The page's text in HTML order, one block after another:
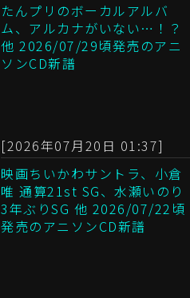
たんプリのボーカルアルバ
ム、アルカナがいない…！？
他 2026/07/29頃発売のアニ
ソンCD新譜
[2026年07月20日 01:37]
映画ちいかわサントラ、小倉
唯 通算21st SG、水瀬いのり
3年ぶりSG 他 2026/07/22頃
発売のアニソンCD新譜